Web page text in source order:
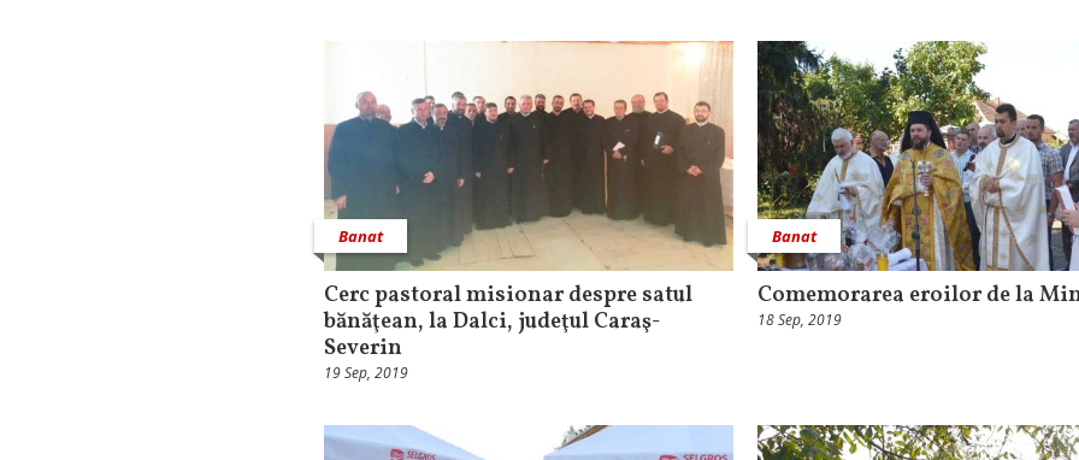
Banat
Cerc pastoral misionar despre satul
bănăţean, la Dalci, judeţul Caraş-
Severin
19 Sep, 2019
Banat
Comemorarea eroilor de la
18 Sep, 2019